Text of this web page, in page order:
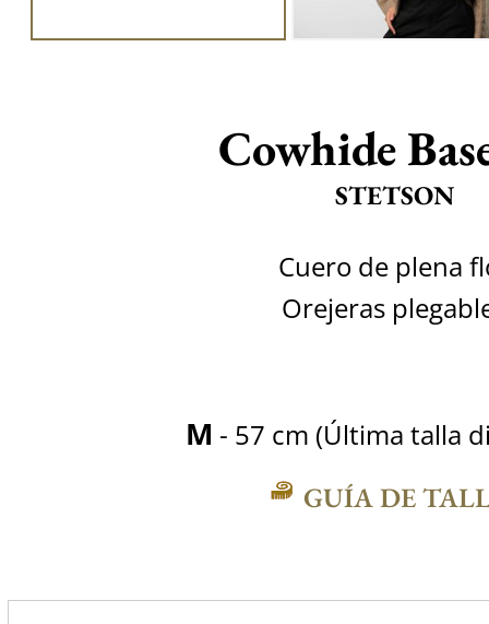
Cowhide
STETSON
Cuero de plena
Orejeras
M - 57 cm (Última talla
GUÍA DE